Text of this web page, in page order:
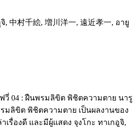
, 中村千絵, 増川洋一, 遠近孝一, อายู
วี่ 04 : ฝืนพรมลิขิต พิชิตความตาย นารู
มลิขิต พิชิตความตาย เป็นผลงานของ
เรื่องดี และมีผู้แสดง จุงโกะ ทาเกอูจิ,